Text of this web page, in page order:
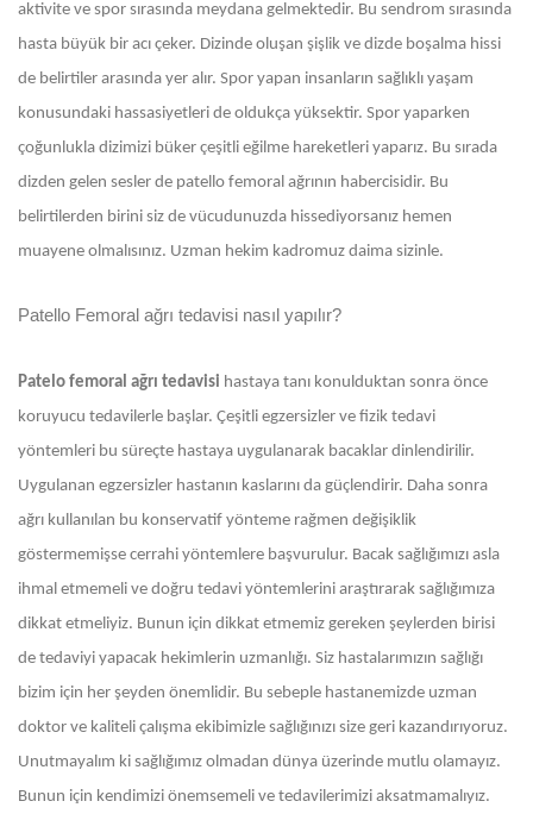
aktivite ve spor sırasında meydana gelmektedir. Bu sendrom sırasında
hasta büyük bir acı çeker. Dizinde oluşan şişlik ve dizde boşalma hissi
de belirtiler arasında yer alır. Spor yapan insanların sağlıklı yaşam
konusundaki hassasiyetleri de oldukça yüksektir. Spor yaparken
çoğunlukla dizimizi büker çeşitli eğilme hareketleri yaparız. Bu sırada
dizden gelen sesler de patello femoral ağrının habercisidir. Bu
belirtilerden birini siz de vücudunuzda hissediyorsanız hemen
muayene olmalısınız. Uzman hekim kadromuz daima sizinle.
Patello Femoral ağrı tedavisi nasıl yapılır?
Patelo femoral ağrı tedavisi hastaya tanı konulduktan sonra önce
koruyucu tedavilerle başlar. Çeşitli egzersizler ve fizik tedavi
yöntemleri bu süreçte hastaya uygulanarak bacaklar dinlendirilir.
Uygulanan egzersizler hastanın kaslarını da güçlendirir. Daha sonra
ağrı kullanılan bu konservatif yönteme rağmen değişiklik
göstermemişse cerrahi yöntemlere başvurulur. Bacak sağlığımızı asla
ihmal etmemeli ve doğru tedavi yöntemlerini araştırarak sağlığımıza
dikkat etmeliyiz. Bunun için dikkat etmemiz gereken şeylerden birisi
de tedaviyi yapacak hekimlerin uzmanlığı. Siz hastalarımızın sağlığı
bizim için her şeyden önemlidir. Bu sebeple hastanemizde uzman
doktor ve kaliteli çalışma ekibimizle sağlığınızı size geri kazandırıyoruz.
Unutmayalım ki sağlığımız olmadan dünya üzerinde mutlu olamayız.
Bunun için kendimizi önemsemeli ve tedavilerimizi aksatmamalıyız.